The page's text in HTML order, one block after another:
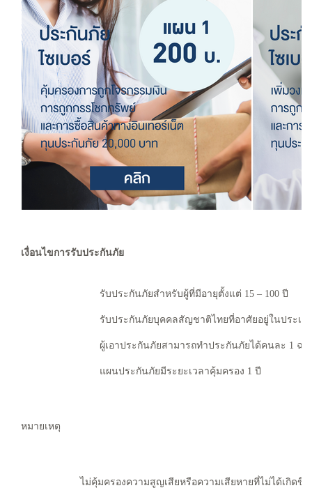
เงื่อนไขการรับประกันภัย
รับประกันภัยสำหรับผู้ที่มีอายุตั้งแต่ 15 – 100 ปี
รับประกันภัยบุคคลสัญชาติไทยที่อาศัยอยู่ในประเท
ผู้เอาประกันภัยสามารถทำประกันภัยได้คนละ 1 ฉบั
แผนประกันภัยมีระยะเวลาคุ้มครอง 1 ปี
หมายเหตุ
ไม่คุ้มครองความสูญเสียหรือความเสียหายที่ไม่ได้เกิดขึ้